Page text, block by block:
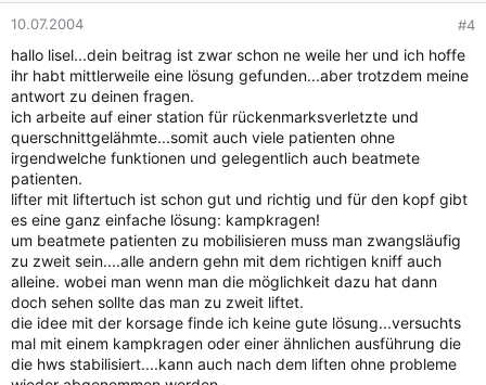
10.07.2004 #4
hallo lisel...dein beitrag ist zwar schon ne weile her und ich hoffe
ihr habt mittlerweile eine lösung gefunden...aber trotzdem meine
antwort zu deinen fragen.
ich arbeite auf einer station für rückenmarksverletzte und
querschnittgelähmte...somit auch viele patienten ohne
irgendwelche funktionen und gelegentlich auch beatmete
patienten.
lifter mit liftertuch ist schon gut und richtig und für den kopf gibt
es eine ganz einfache lösung: kampkragen!
um beatmete patienten zu mobilisieren muss man zwangsläufig
zu zweit sein....alle andern gehn mit dem richtigen kniff auch
alleine. wobei man wenn man die möglichkeit dazu hat dann
doch sehen sollte das man zu zweit liftet.
die idee mit der korsage finde ich keine gute lösung...versuchts
mal mit einem kampkragen oder einer ähnlichen ausführung die
die hws stabilisiert....kann auch nach dem liften ohne probleme